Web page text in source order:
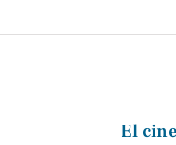
El